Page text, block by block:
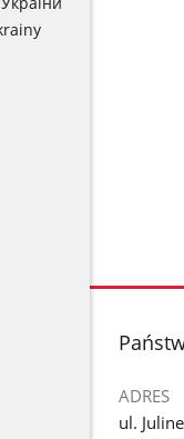
stopka
ADRES
ul.